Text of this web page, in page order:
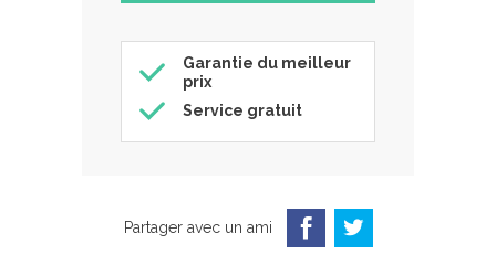
Garantie du meilleur
prix
Service gratuit
Partager avec un ami